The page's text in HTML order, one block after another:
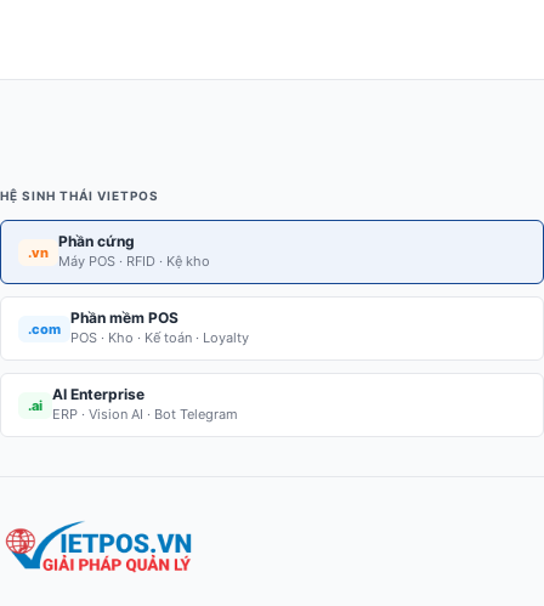
HỆ SINH THÁI VIETPOS
.vn
Phần cứng
Máy POS · RFID · Kệ kho
.com
Phần mềm POS
POS · Kho · Kế toán · Loyalty
.ai
AI Enterprise
ERP · Vision AI · Bot Telegram